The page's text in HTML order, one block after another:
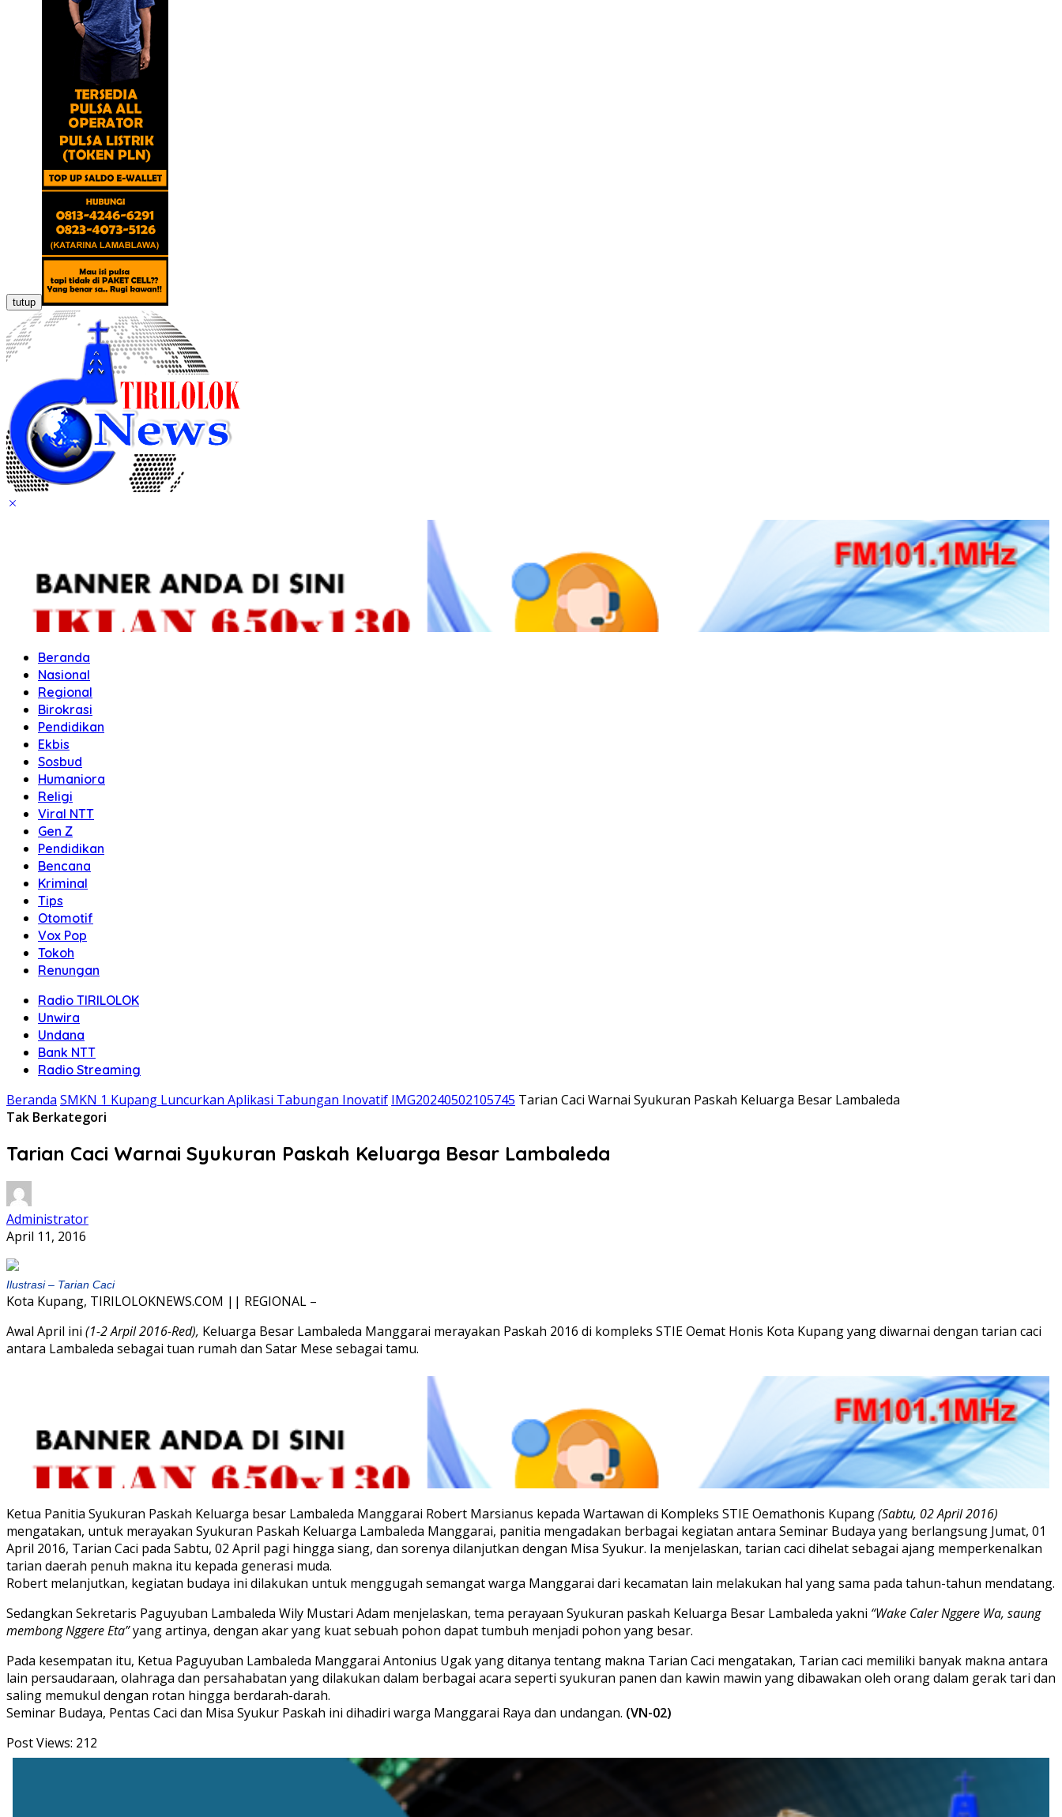
tutup
Beranda
Nasional
Regional
Birokrasi
Pendidikan
Ekbis
Sosbud
Humaniora
Religi
Viral NTT
Gen Z
Pendidikan
Bencana
Kriminal
Tips
Otomotif
Vox Pop
Tokoh
Renungan
Radio TIRILOLOK
Unwira
Undana
Bank NTT
Radio Streaming
Beranda SMKN 1 Kupang Luncurkan Aplikasi Tabungan Inovatif IMG20240502105745 Tarian Caci Warnai Syukuran Paskah Keluarga Besar Lambaleda
Tak Berkategori
Tarian Caci Warnai Syukuran Paskah Keluarga Besar Lambaleda
Administrator
April 11, 2016
Ilustrasi – Tarian Caci
Kota Kupang, TIRILOLOKNEWS.COM || REGIONAL –
Awal April ini (1-2 Arpil 2016-Red), Keluarga Besar Lambaleda Manggarai merayakan Paskah 2016 di kompleks STIE Oemat Honis Kota Kupang yang diwarnai dengan tarian caci
antara Lambaleda sebagai tuan rumah dan Satar Mese sebagai tamu.
Ketua Panitia Syukuran Paskah Keluarga besar Lambaleda Manggarai Robert Marsianus kepada Wartawan di Kompleks STIE Oemathonis Kupang(Sabtu, 02 April 2016)
mengatakan, untuk merayakan Syukuran Paskah Keluarga Lambaleda Manggarai, panitia mengadakan berbagai kegiatan antara Seminar Budaya yang berlangsung Jumat, 01
April 2016, Tarian Caci pada Sabtu, 02 April pagi hingga siang, dan sorenya dilanjutkan dengan Misa Syukur. Ia menjelaskan, tarian caci dihelat sebagai ajang memperkenalkan
tarian daerah penuh makna itu kepada generasi muda.
Robert melanjutkan, kegiatan budaya ini dilakukan untuk menggugah semangat warga Manggarai dari kecamatan lain melakukan hal yang sama pada tahun-tahun mendatang.
Sedangkan Sekretaris Paguyuban Lambaleda Wily Mustari Adam menjelaskan, tema perayaan Syukuran paskah Keluarga Besar Lambaleda yakni “Wake Caler Nggere Wa, saung
membong Nggere Eta”yang artinya, dengan akar yang kuat sebuah pohon dapat tumbuh menjadi pohon yang besar.
Pada kesempatan itu, Ketua Paguyuban Lambaleda Manggarai Antonius Ugak yang ditanya tentang makna Tarian Caci mengatakan, Tarian caci memiliki banyak makna antara
lain persaudaraan, olahraga dan persahabatan yang dilakukan dalam berbagai acara seperti syukuran panen dan kawin mawin yang dibawakan oleh orang dalam gerak tari dan
saling memukul dengan rotan hingga berdarah-darah.
Seminar Budaya, Pentas Caci dan Misa Syukur Paskah ini dihadiri warga Manggarai Raya dan undangan. (VN-02)
Post Views: 212